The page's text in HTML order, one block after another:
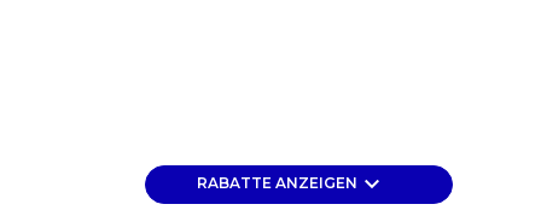
RABATTE ANZEIGEN keyboard_arrow_down